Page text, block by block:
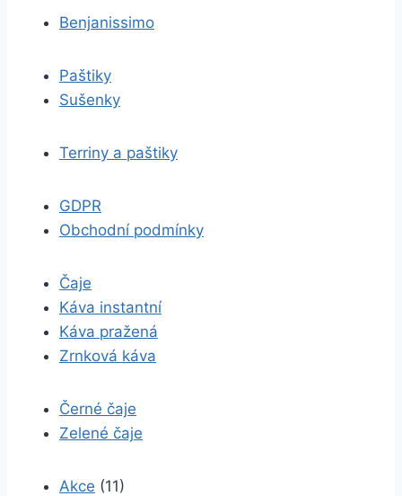
Benjanissimo
Paštiky
Sušenky
Terriny a paštiky
GDPR
Obchodní podmínky
Čaje
Káva instantní
Káva pražená
Zrnková káva
Černé čaje
Zelené čaje
Akce (11)